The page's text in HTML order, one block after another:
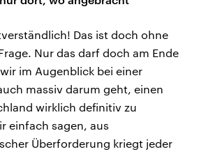
Das ist doch ohne
Nur das darf doch am Ende
im Augenblick bei einer
massiv darum geht, einen
wirklich definitiv zu
einfach sagen, aus
Überforderung kriegt jeder